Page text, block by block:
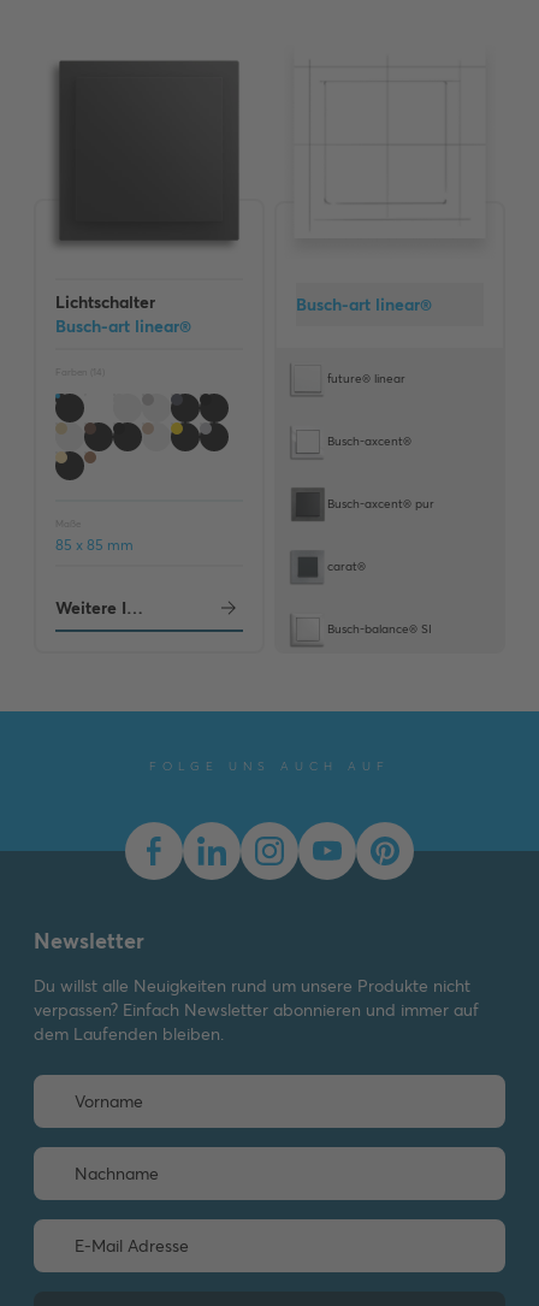
Lichtschalter
Busch-art linear®
Maße
85 x 85 mm
Weitere Informationen
Busch-art linear®
future® linear
Busch-axcent®
Busch-axcent® pur
carat®
Busch-balance® SI
Busch-Duro® 2000 SI
ocean®
FOLGE UNS AUCH AUF
Newsletter
Du willst alle Neuigkeiten rund um unsere Produkte nicht
verpassen? Einfach Newsletter abonnieren und immer auf
dem Laufenden bleiben.